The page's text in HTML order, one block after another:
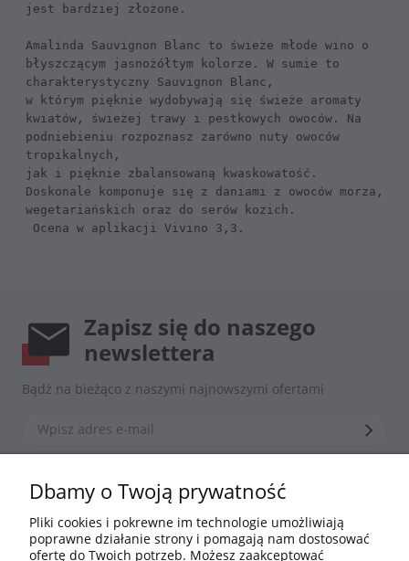
jest bardziej złożone.
Amalinda Sauvignon Blanc to świeże młode wino o
błyszczącym jasnożółtym kolorze. W sumie to
charakterystyczny Sauvignon Blanc,
w którym pięknie wydobywają się świeże aromaty
kwiatów, świeżej trawy i pestkowych owoców. Na
podniebieniu rozpoznasz zarówno nuty owoców
tropikalnych,
jak i pięknie zbalansowaną kwaskowatość.
Doskonale komponuje się z daniami z owoców morza,
wegetariańskich oraz do serów kozich.
Ocena w aplikacji Vivino 3,3.
Zapisz się do naszego
newslettera
Bądź na bieżąco z naszymi najnowszymi ofertami
*Zapisując się zgadzasz się z nasząpolityką prywatności
Informacje
Dbamy o Twoją prywatność
Pliki cookies i pokrewne im technologie umożliwiają
poprawne działanie strony i pomagają nam dostosować
ofertę do Twoich potrzeb. Możesz zaakceptować